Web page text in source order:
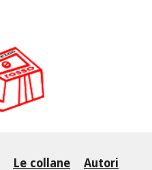
Le collane Autori